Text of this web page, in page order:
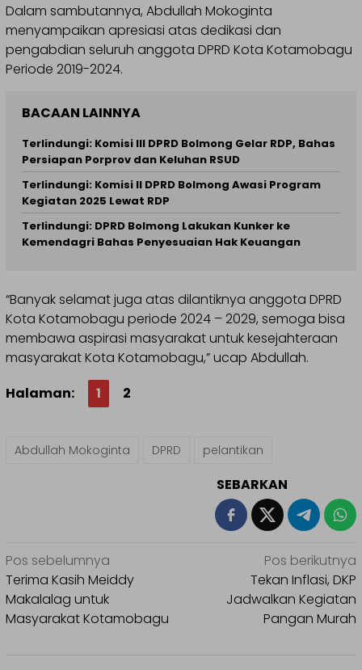
Dalam sambutannya, Abdullah Mokoginta
menyampaikan apresiasi atas dedikasi dan
pengabdian seluruh anggota DPRD Kota Kotamobagu
Periode 2019-2024.
BACAAN LAINNYA
Terlindungi: Komisi III DPRD Bolmong Gelar RDP, Bahas
Persiapan Porprov dan Keluhan RSUD
Terlindungi: Komisi II DPRD Bolmong Awasi Program
Kegiatan 2025 Lewat RDP
Terlindungi: DPRD Bolmong Lakukan Kunker ke
Kemendagri Bahas Penyesuaian Hak Keuangan
“Banyak selamat juga atas dilantiknya anggota DPRD
Kota Kotamobagu periode 2024 – 2029, semoga bisa
membawa aspirasi masyarakat untuk kesejahteraan
masyarakat Kota Kotamobagu,” ucap Abdullah.
Halaman:
1 2
Abdullah Mokoginta DPRD pelantikan
SEBARKAN
Navigasi
pos
Pos sebelumnya
Terima Kasih Meiddy
Makalalag untuk
Masyarakat Kotamobagu
Pos berikutnya
Tekan Inflasi, DKP
Jadwalkan Kegiatan
Pangan Murah